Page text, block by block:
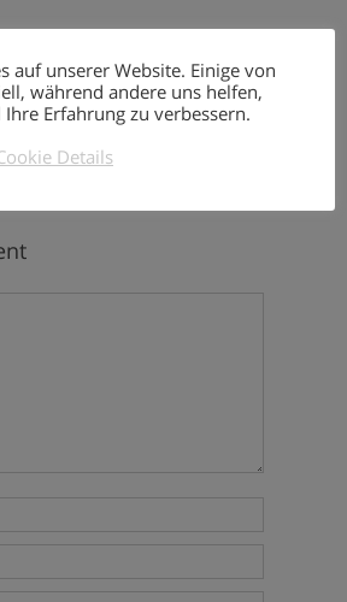
auf unserer Website. Einige von
während andere uns helfen,
Erfahrung zu verbessern.
Details